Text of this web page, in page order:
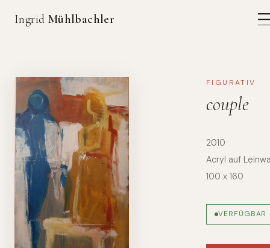
Ingrid Mühlbachler
FIGURATIV
couple
2010
Acryl auf
100 x 160
VERFÜGBAR